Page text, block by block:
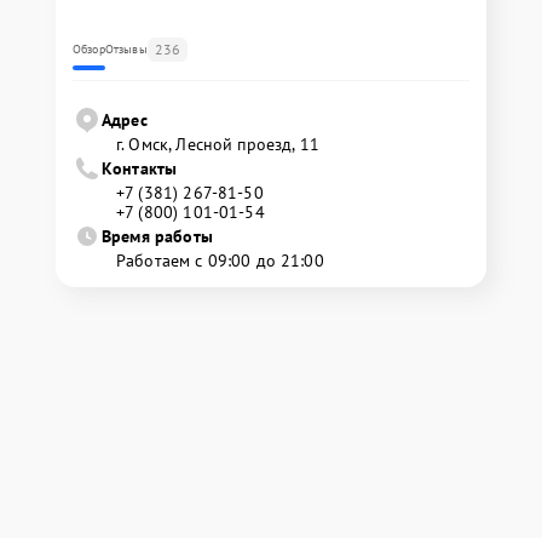
ОбзорОтзывы 236
Адрес
г. Омск, ​Лесной проезд, 11
Контакты
+7 (381) 267-81-50
+7 (800) 101-01-54
Время работы
Работаем с 09:00 до 21:00